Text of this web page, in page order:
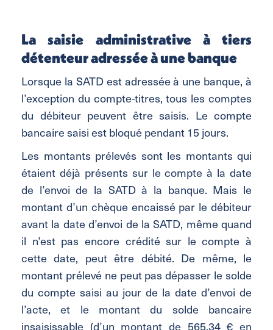
La saisie administrative à tiers
détenteur adressée à une banque
Lorsque la SATD est adressée à une banque, à
l’exception du compte-titres, tous les comptes
du débiteur peuvent être saisis. Le compte
bancaire saisi est bloqué pendant 15 jours.
Les montants prélevés sont les montants qui
étaient déjà présents sur le compte à la date
de l’envoi de la SATD à la banque. Mais le
montant d’un chèque encaissé par le débiteur
avant la date d’envoi de la SATD, même quand
il n’est pas encore crédité sur le compte à
cette date, peut être débité. De même, le
montant prélevé ne peut pas dépasser le solde
du compte saisi au jour de la date d’envoi de
l’acte, et le montant du solde bancaire
insaisissable (d’un montant de 565,34 € en